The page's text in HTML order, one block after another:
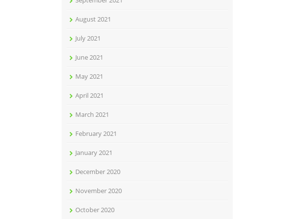
August 2021
July 2021
June 2021
May 2021
April 2021
March 2021
February 2021
January 2021
December 2020
November 2020
October 2020